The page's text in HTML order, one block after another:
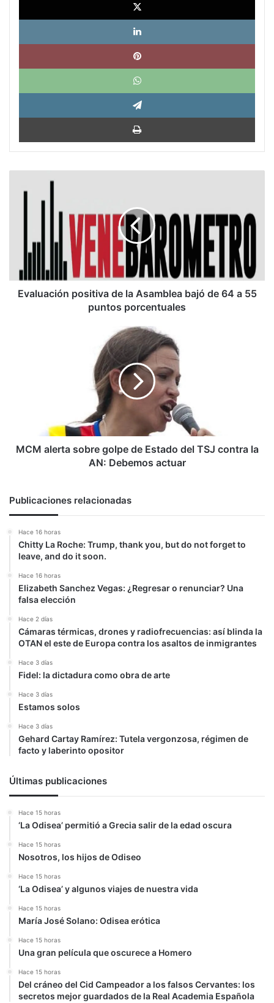
positiva
a
Evaluación positiva de la Asamblea bajó de 64 a 55
puntos porcentuales
MCM alerta sobre golpe de Estado del TSJ contra la
AN: Debemos actuar
Publicaciones relacionadas
Hace 16 horas
Chitty La Roche: Trump, thank you, but do not forget to
leave, and do it soon.
Hace 16 horas
Elizabeth Sanchez Vegas: ¿Regresar o renunciar? Una
falsa elección
Hace 2 días
Cámaras térmicas, drones y radiofrecuencias: así blinda la
OTAN el este de Europa contra los asaltos de inmigrantes
Hace 3 días
Fidel: la dictadura como obra de arte
Hace 3 días
Estamos solos
Hace 3 días
Gehard Cartay Ramírez: Tutela vergonzosa, régimen de
facto y laberinto opositor
Últimas publicaciones
Hace 15 horas
‘La Odisea’ permitió a Grecia salir de la edad oscura
Hace 15 horas
Nosotros, los hijos de Odiseo
Hace 15 horas
‘La Odisea’ y algunos viajes de nuestra vida
Hace 15 horas
María José Solano: Odisea erótica
Hace 15 horas
Una gran película que oscurece a Homero
Hace 15 horas
Del cráneo del Cid Campeador a los falsos Cervantes: los
secretos mejor guardados de la Real Academia Española